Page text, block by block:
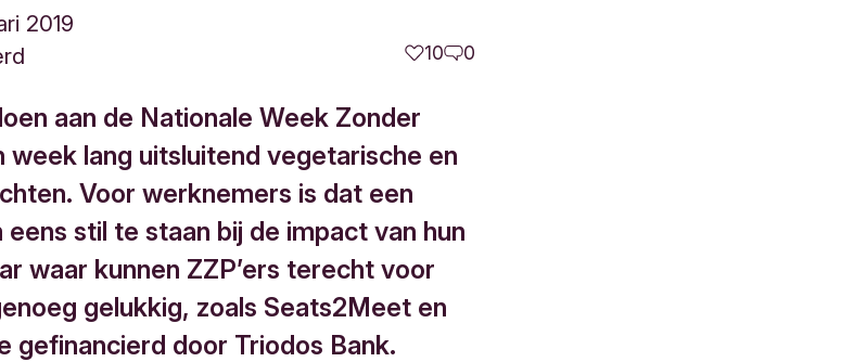
2019
10 0
aan de Nationale Week Zonder
week lang uitsluitend vegetarische en
Voor werknemers is dat een
stil te staan bij de impact van hun
waar kunnen ZZP’ers terecht voor
gelukkig, zoals Seats2Meet en
gefinancierd door Triodos Bank.